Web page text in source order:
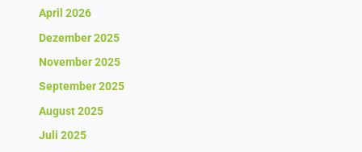
April 2026
Dezember 2025
November 2025
September 2025
August 2025
Juli 2025